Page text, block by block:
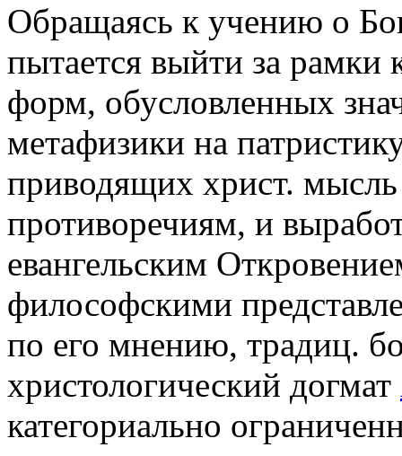
Обращаясь к учению о
пытается выйти за рамки
форм, обусловленных
метафизики на
приводящих христ.
противоречиям, и
евангельским
философскими
по его мнению, традиц.
христологический догмат
категориально